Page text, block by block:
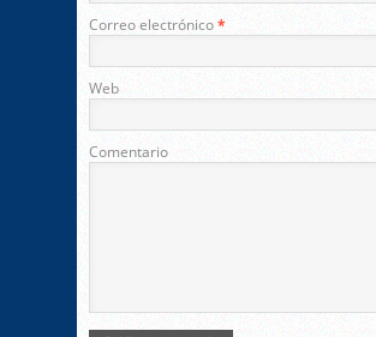
Correo electrónico*
Web
Comentario